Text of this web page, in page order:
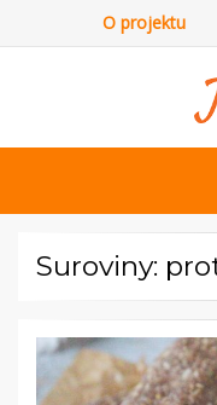
O projektu
Suroviny: